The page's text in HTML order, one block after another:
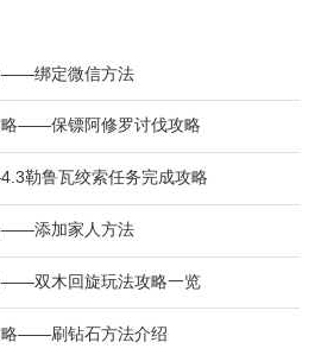
——绑定微信方法
略——保镖阿修罗讨伐攻略
勒鲁瓦绞索任务完成攻略
——添加家人方法
——双木回旋玩法攻略一览
略——刷钻石方法介绍